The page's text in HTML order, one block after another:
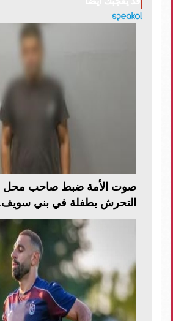
صوت الأمة ضبط صاحب محل
التحرش بطفلة في بني